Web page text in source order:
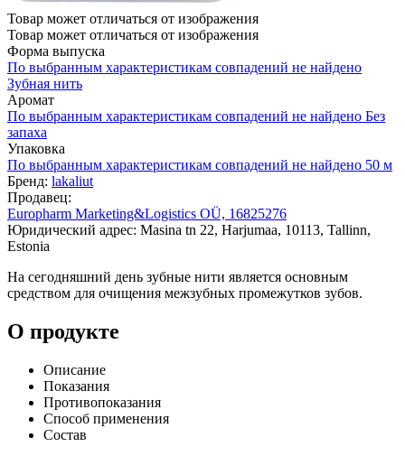
Товар может отличаться от изображения
Товар может отличаться от изображения
Форма выпуска
По выбранным характеристикам совпадений не найдено
Зубная нить
Аромат
По выбранным характеристикам совпадений не найдено Без
запаха
Упаковка
По выбранным характеристикам совпадений не найдено 50 м
Бренд: lakaliut
Продавец:
Europharm Marketing&Logistics OÜ, 16825276
Юридический адрес: Masina tn 22, Harjumaa, 10113, Tallinn,
Estonia
На сегодняшний день зубные нити является основным
средством для очищения межзубных промежутков зубов.
О продукте
Описание
Показания
Противопоказания
Способ применения
Состав